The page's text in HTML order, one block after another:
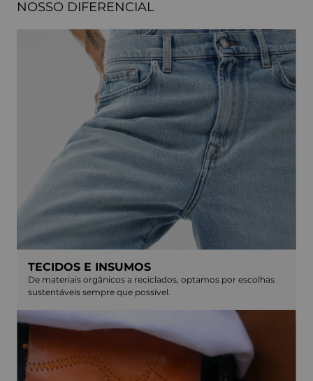
NOSSO DIFERENCIAL
TECIDOS E INSUMOS
De materiais orgânicos a reciclados, optamos por escolhas
sustentáveis sempre que possível.